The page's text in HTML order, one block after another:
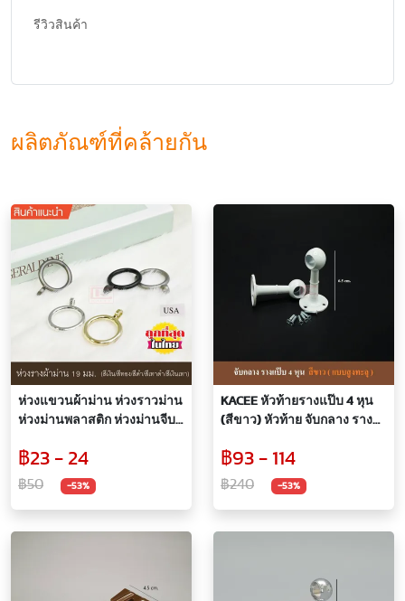
รีวิวสินค้า
ผลิตภัณฑ์ที่คล้ายกัน
ห่วงแขวนผ้าม่าน ห่วงราวม่าน
ห่วงม่านพลาสติก ห่วงม่านจีบ
10ห่วง)
฿23 - 24
฿50 -53%
KACEE หัวท้ายรางแป๊บ 4 หุน
(สีขาว) หัวท้าย จับกลาง ราง
ราง (ราคาต่อคู่)
฿93 - 114
฿240 -53%